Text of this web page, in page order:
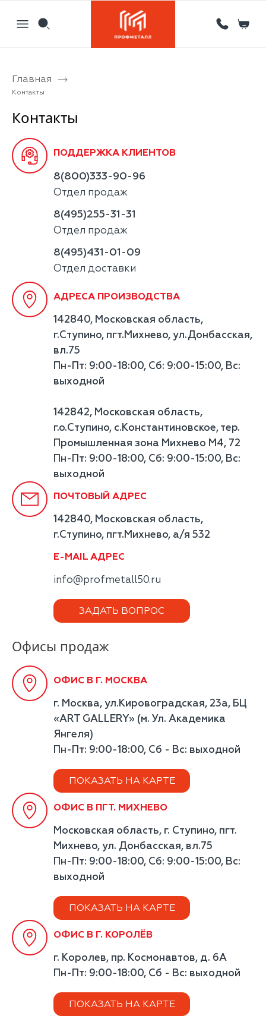
Назад
Партнерам
Отзывы
Вакансии
Информация
Назад
Кровля
Фасад
Ограждения
Металлоизделия
Назад
Сервисный металлоцентр
Гибка листового металла на станке с ЧПУ
Координатная пробивка отверстий в металле
Лазерная резка металла
Порошковая покраска металлических изделий
Проектирование вентилируемых фасадов
Вальцовка листового металла
Назад
Новости
Статьи
Главная
Контакты
Контакты
ПОДДЕРЖКА КЛИЕНТОВ
8(800)333-90-96
Отдел продаж
8(495)255-31-31
Отдел продаж
8(495)431-01-09
Отдел доставки
АДРЕСА ПРОИЗВОДСТВА
142840, Московская область,
г.Ступино, пгт.Михнево, ул.Донбасская,
вл.75
Пн-Пт: 9:00-18:00, Сб: 9:00-15:00, Вс:
выходной
142842, Московская область,
г.о.Ступино, с.Константиновское, тер.
Промышленная зона Михнево М4, 72
Пн-Пт: 9:00-18:00, Сб: 9:00-15:00, Вс:
выходной
ПОЧТОВЫЙ АДРЕС
142840, Московская область,
г.Ступино, пгт.Михнево, а/я 532
E-MAIL АДРЕС
info@profmetall50.ru
ЗАДАТЬ ВОПРОС
Офисы продаж
ОФИС В Г. МОСКВА
г. Москва, ул.Кировоградская, 23а, БЦ
«ART GALLERY» (м. Ул. Академика
Янгеля)
Пн-Пт: 9:00-18:00, Сб - Вс: выходной
ПОКАЗАТЬ НА КАРТЕ
ОФИС В ПГТ. МИХНЕВО
Московская область, г. Ступино, пгт.
Михнево, ул. Донбасская, вл.75
Пн-Пт: 9:00-18:00, Сб: 9:00-15:00, Вс:
выходной
ПОКАЗАТЬ НА КАРТЕ
ОФИС В Г. КОРОЛЁВ
г. Королев, пр. Космонавтов, д. 6А
Пн-Пт: 9:00-18:00, Сб - Вс: выходной
ПОКАЗАТЬ НА КАРТЕ